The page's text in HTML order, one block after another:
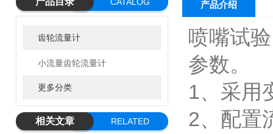
齿轮流量计
小流量齿轮流量计
更多分类
相关文章
RELATED
产品介绍
喷嘴试
参数。
1、采用
2、配置